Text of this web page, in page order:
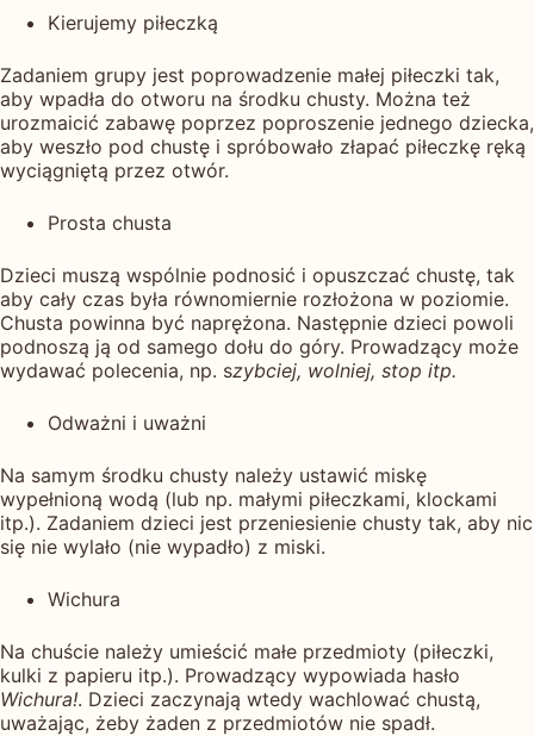
Kierujemy piłeczką
Zadaniem grupy jest poprowadzenie małej piłeczki tak,
aby wpadła do otworu na środku chusty. Można też
urozmaicić zabawę poprzez poproszenie jednego dziecka,
aby weszło pod chustę i spróbowało złapać piłeczkę ręką
wyciągniętą przez otwór.
Prosta chusta
Dzieci muszą wspólnie podnosić i opuszczać chustę, tak
aby cały czas była równomiernie rozłożona w poziomie.
Chusta powinna być naprężona. Następnie dzieci powoli
podnoszą ją od samego dołu do góry. Prowadzący może
wydawać polecenia, np. szybciej, wolniej, stop itp.
Odważni i uważni
Na samym środku chusty należy ustawić miskę
wypełnioną wodą (lub np. małymi piłeczkami, klockami
itp.). Zadaniem dzieci jest przeniesienie chusty tak, aby nic
się nie wylało (nie wypadło) z miski.
Wichura
Na chuście należy umieścić małe przedmioty (piłeczki,
kulki z papieru itp.). Prowadzący wypowiada hasło
Wichura!. Dzieci zaczynają wtedy wachlować chustą,
uważając, żeby żaden z przedmiotów nie spadł.